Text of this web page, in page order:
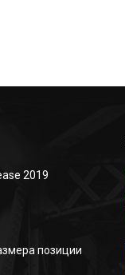
2019
позиции